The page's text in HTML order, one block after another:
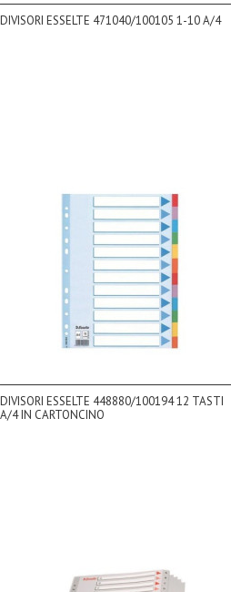
DIVISORI ESSELTE 471040/100105 1-10 A/4
DIVISORI ESSELTE 448880/100194 12 TASTI
A/4 IN CARTONCINO